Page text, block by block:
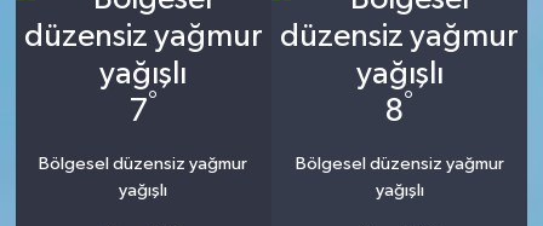
7°
Bölgesel düzensiz yağmur
yağışlı
8°
Bölgesel düzensiz yağmur
yağışlı